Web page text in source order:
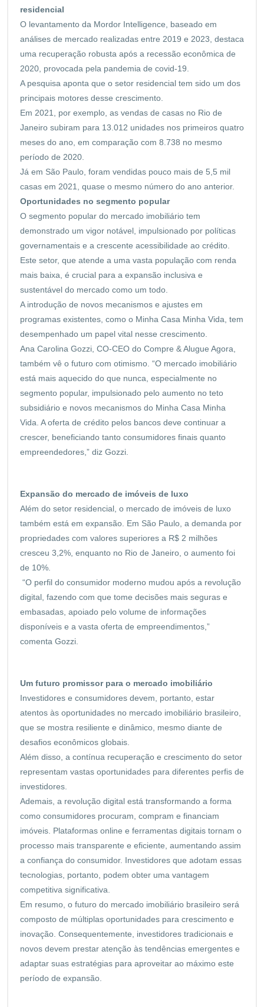
residencial
O levantamento da Mordor Intelligence, baseado em
análises de mercado realizadas entre 2019 e 2023, destaca
uma recuperação robusta após a recessão econômica de
2020, provocada pela pandemia de covid-19.
A pesquisa aponta que o setor residencial tem sido um dos
principais motores desse crescimento.
Em 2021, por exemplo, as vendas de casas no Rio de
Janeiro subiram para 13.012 unidades nos primeiros quatro
meses do ano, em comparação com 8.738 no mesmo
período de 2020.
Já em São Paulo, foram vendidas pouco mais de 5,5 mil
casas em 2021, quase o mesmo número do ano anterior.
Oportunidades no segmento popular
O segmento popular do mercado imobiliário tem
demonstrado um vigor notável, impulsionado por políticas
governamentais e a crescente acessibilidade ao crédito.
Este setor, que atende a uma vasta população com renda
mais baixa, é crucial para a expansão inclusiva e
sustentável do mercado como um todo.
A introdução de novos mecanismos e ajustes em
programas existentes, como o Minha Casa Minha Vida, tem
desempenhado um papel vital nesse crescimento.
Ana Carolina Gozzi, CO-CEO do Compre & Alugue Agora,
também vê o futuro com otimismo. “O mercado imobiliário
está mais aquecido do que nunca, especialmente no
segmento popular, impulsionado pelo aumento no teto
subsidiário e novos mecanismos do Minha Casa Minha
Vida. A oferta de crédito pelos bancos deve continuar a
crescer, beneficiando tanto consumidores finais quanto
empreendedores,” diz Gozzi.
Expansão do mercado de imóveis de luxo
Além do setor residencial, o mercado de imóveis de luxo
também está em expansão. Em São Paulo, a demanda por
propriedades com valores superiores a R$ 2 milhões
cresceu 3,2%, enquanto no Rio de Janeiro, o aumento foi
de 10%.
“O perfil do consumidor moderno mudou após a revolução
digital, fazendo com que tome decisões mais seguras e
embasadas, apoiado pelo volume de informações
disponíveis e a vasta oferta de empreendimentos,”
comenta Gozzi.
Um futuro promissor para o mercado imobiliário
Investidores e consumidores devem, portanto, estar
atentos às oportunidades no mercado imobiliário brasileiro,
que se mostra resiliente e dinâmico, mesmo diante de
desafios econômicos globais.
Além disso, a contínua recuperação e crescimento do setor
representam vastas oportunidades para diferentes perfis de
investidores.
Ademais, a revolução digital está transformando a forma
como consumidores procuram, compram e financiam
imóveis. Plataformas online e ferramentas digitais tornam o
processo mais transparente e eficiente, aumentando assim
a confiança do consumidor. Investidores que adotam essas
tecnologias, portanto, podem obter uma vantagem
competitiva significativa.
Em resumo, o futuro do mercado imobiliário brasileiro será
composto de múltiplas oportunidades para crescimento e
inovação. Consequentemente, investidores tradicionais e
novos devem prestar atenção às tendências emergentes e
adaptar suas estratégias para aproveitar ao máximo este
período de expansão.